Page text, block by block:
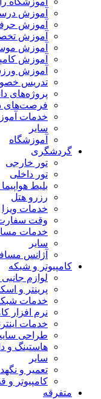
آموزش
آموزش
آموزش
آموزش
آموزش
آموزش
تدریس
پروژه‌های
فرصت‌های
خدمات
سایر
آموزشگاه
گردشگری
تور خارجی
تور داخلی
بلیط
رزرو هتل
خدمات ویزا
وقت
خدمات
سایر
آژانس
کامپیوتر و شبکه
لوازم جانبی
پرینتر و
خدمات
نرم افزار
خدمات
طراحی
هاستینگ و
سایر
تعمیر و
کامپیوتر و
متفرقه